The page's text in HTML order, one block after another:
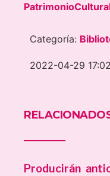
Categoría:
2022-04-29
Producirán